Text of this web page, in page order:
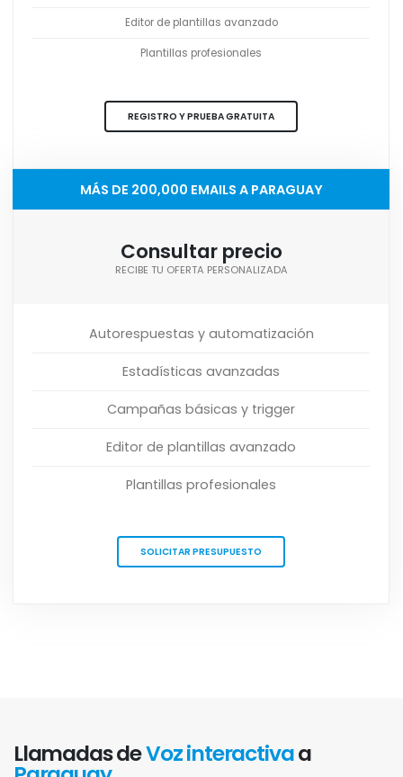
Editor de plantillas avanzado
Plantillas profesionales
REGISTRO Y PRUEBA GRATUITA
MÁS DE 200,000 EMAILS A PARAGUAY
Consultar precio
RECIBE TU OFERTA PERSONALIZADA
Autorespuestas y automatización
Estadísticas avanzadas
Campañas básicas y trigger
Editor de plantillas avanzado
Plantillas profesionales
SOLICITAR PRESUPUESTO
Llamadas deVoz interactivaa